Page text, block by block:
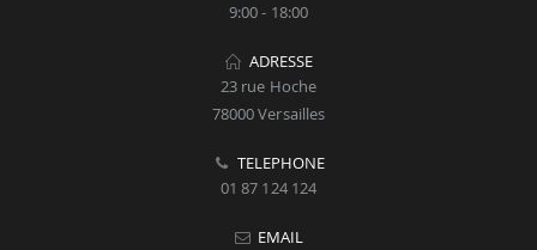
9:00 - 18:00
ADRESSE
23 rue Hoche
78000 Versailles
TELEPHONE
01 87 124 124
EMAIL